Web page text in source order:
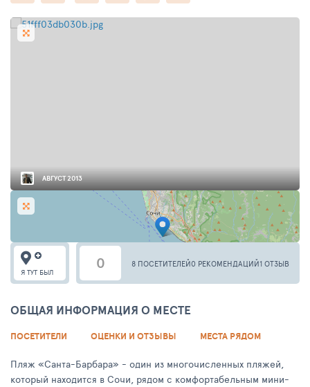
АВГУСТ 2013
0 8 ПОСЕТИТЕЛЕЙ0 РЕКОМЕНДАЦИЙ1 ОТЗЫВ
Я ТУТ БЫЛ
ОБЩАЯ ИНФОРМАЦИЯ О МЕСТЕ
ПОСЕТИТЕЛИ ОЦЕНКИ И ОТЗЫВЫ МЕСТА РЯДОМ
Пляж «Санта-Барбара» - один из многочисленных пляжей,
который находится в Сочи, рядом с комфортабельным мини-